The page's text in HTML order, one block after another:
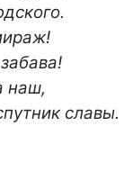
наш,
славы.